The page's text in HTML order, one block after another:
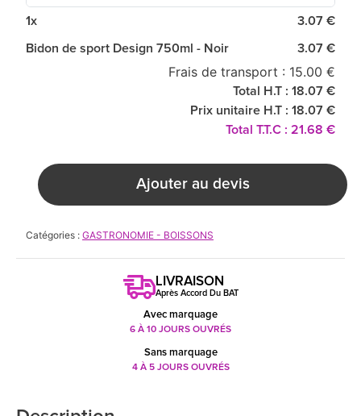
1x 3.07 €
Bidon de sport Design 750ml - Noir 3.07 €
Frais de transport : 15.00 €
Total H.T : 18.07 €
Prix unitaire H.T : 18.07 €
Total T.T.C : 21.68 €
Ajouter au devis
Catégories : GASTRONOMIE - BOISSONS
LIVRAISON
Après Accord Du BAT
Avec marquage
6 À 10 JOURS OUVRÉS
Sans marquage
4 À 5 JOURS OUVRÉS